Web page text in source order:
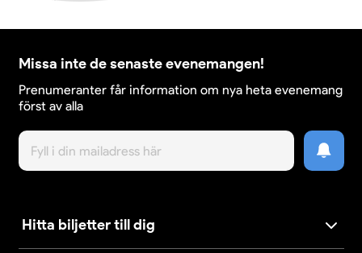
Missa inte de senaste evenemangen!
Prenumeranter får information om nya heta evenemang
först av alla
Hitta biljetter till dig